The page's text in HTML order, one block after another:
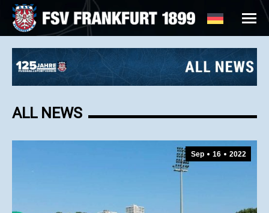
ALL NEWS
Sep 16 2022